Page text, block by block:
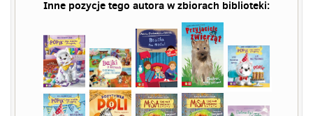
Inne pozycje tego autora w zbiorach biblioteki: